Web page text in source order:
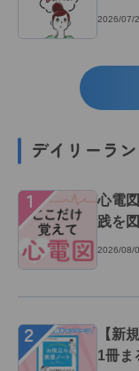
2026/07/
デイリーラ
１
心電
践を
2026/08/
２
【新
1冊ま